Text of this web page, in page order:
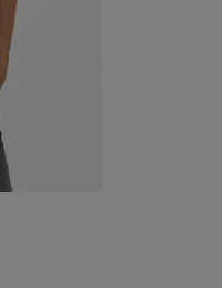
EUR